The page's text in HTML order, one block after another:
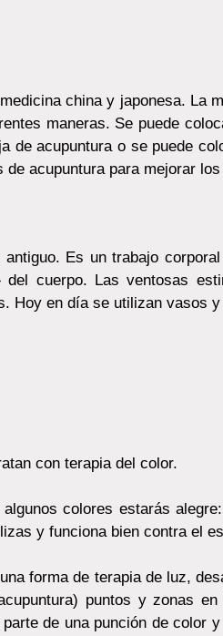
china y japonesa. La
maneras. Se puede
de acupuntura o se puede
acupuntura para mejorar
Es un trabajo
cuerpo. Las ventosas
Hoy en día se utilizan vasos
se tratan con
colores estarás
y funciona bien
forma de terapia de luz,
puntos y zonas
de una punción de